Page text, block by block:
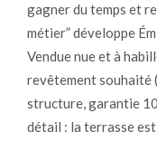
gagner du temps et
métier” développe
Vendue nue et à
revêtement souhaité
structure, garantie
détail : la terrasse